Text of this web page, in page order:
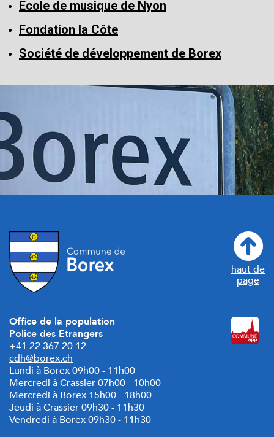
Ecole de musique de Nyon
Fondation la Côte
Société de développement de Borex
Office de la population
Police des Etrangers
+41 22 367 20 12
cdh@borex.ch
Lundi à Borex 09h00 - 11h00
Mercredi à Crassier 07h00 - 10h00
Mercredi à Borex 15h00 - 18h00
Jeudi à Crassier 09h30 - 11h30
Vendredi à Borex 09h30 - 11h30
haut de
page